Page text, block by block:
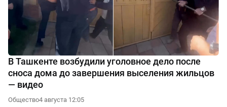
В Ташкенте возбудили уголовное дело после
сноса дома до завершения выселения жильцов
— видео
Общество4 августа 12:05